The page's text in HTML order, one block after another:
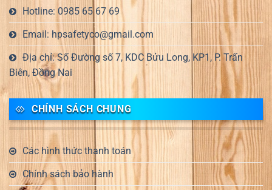
Hotline: 0985 65 67 69
Email: hpsafetyco@gmail.com
Địa chỉ: Số Đường số 7, KDC Bửu Long, KP1, P. Trấn
Biên, Đồng Nai
CHÍNH SÁCH CHUNG
Các hình thức thanh toán
Chính sách bảo hành